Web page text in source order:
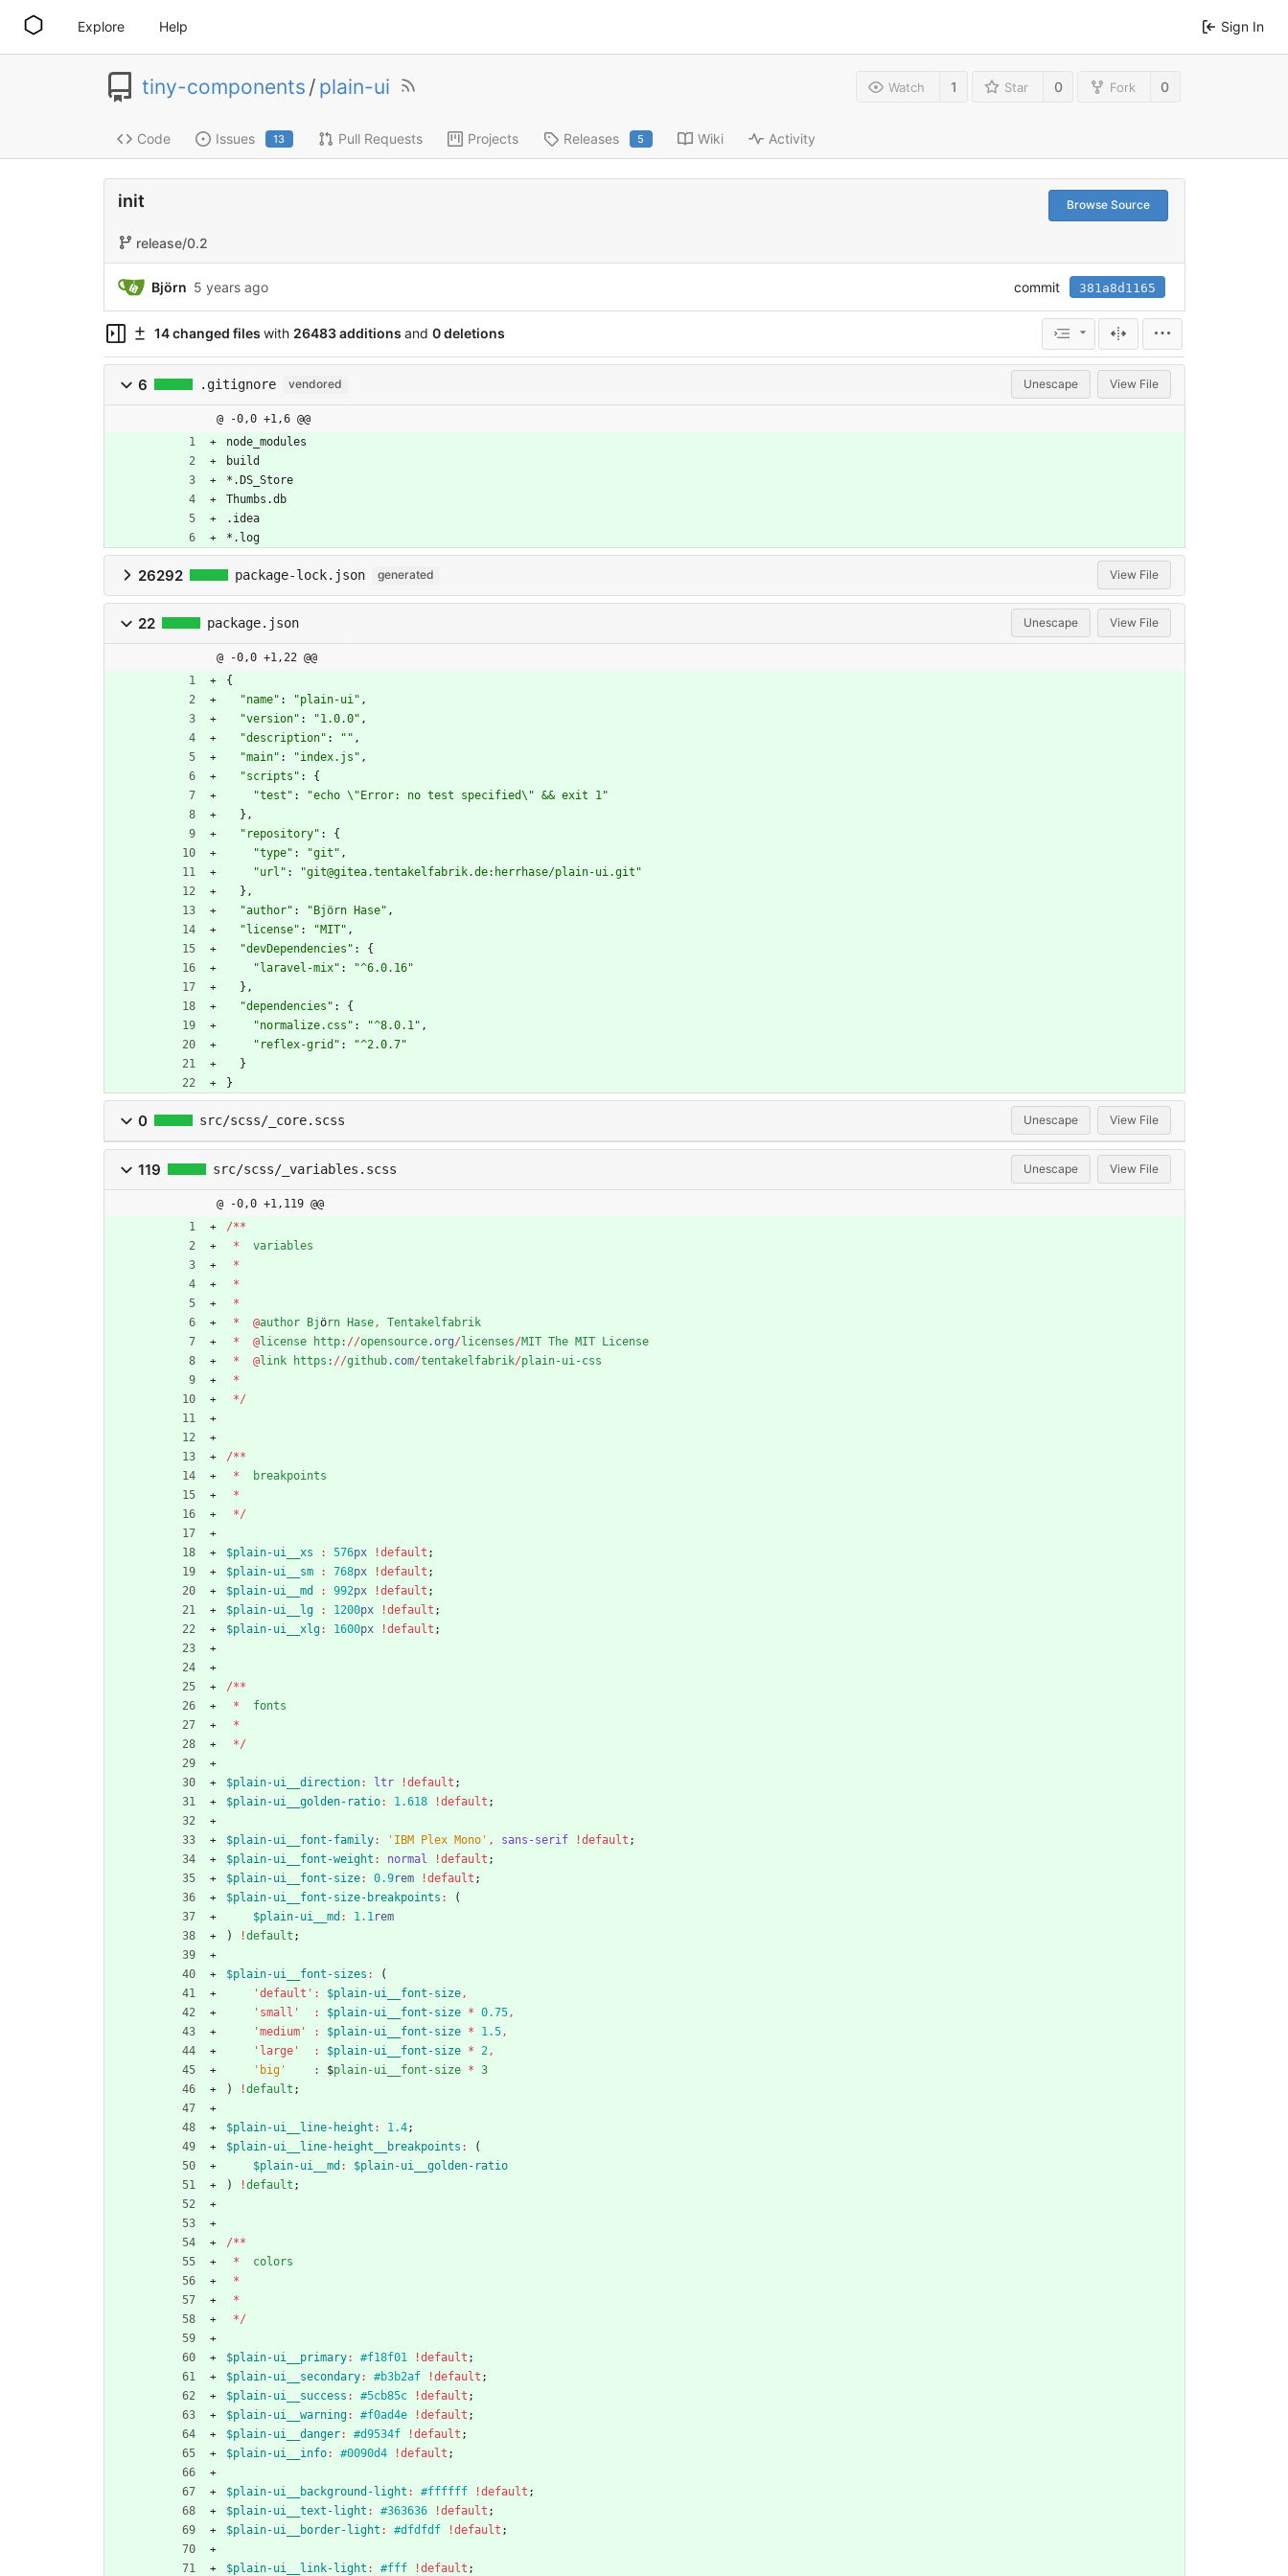
Explore Help Sign In
tiny-components / plain-ui Watch 1 Star 0 Fork 0
Code Issues 13 Pull Requests Projects Releases 5 Wiki Activity
init Browse Source
release/0.2
Björn 5 years ago commit 381a8d1165
14 changed files with 26483 additions and 0 deletions
6 .gitignore vendored Unescape View File
@ -0,0 +1,6 @@
node_modules
build
*.DS_Store
Thumbs.db
.idea
*.log
26292 package-lock.json generated View File
22 package.json Unescape View File
@ -0,0 +1,22 @@
{
"name" : "plain-ui" ,
"version" : "1.0.0" ,
"description" : "" ,
"main" : "index.js" ,
"scripts" :
{
"test" :
"echo \"Error: no test specified\" && exit 1"
} ,
"repository" :
{
"type" : "git" ,
"url" :
"git@gitea.tentakelfabrik.de:herrhase/plain-ui.git"
} ,
"author" : "Björn Hase" ,
"license" : "MIT" ,
"devDependencies" :
{
"laravel-mix" :
"^6.0.16"
} ,
"dependencies" :
{
"normalize.css" : "^8.0.1" ,
"reflex-grid" :
"^2.0.7"
}
}
0 src/scss/_core.scss Unescape View File
119 src/scss/_variables.scss Unescape View File
@ -0,0 +1,119 @@
/**
*
variables
*
*
*
*
@author Björn Hase,
Tentakelfabrik
*
@license http: //opensource.org/ licenses/MIT The MIT
License
*
@link https : //github. com/tentakelfabrik/plain-ui-css
*
*/
/**
*
breakpoints
*
*/
$plain-ui__xs : 576px !default ;
$plain-ui__sm : 768px !default ;
$plain-ui__md
: 992px !default ;
$plain-ui__lg : 1200px !default ;
$plain-ui__xlg: 1600px !default ;
/**
*
fonts
*
*/
$plain-ui__direction: ltr !default ;
$plain-ui__golden-ratio: 1.618 !default ;
$plain-ui__font-family: ' IBM Plex Mono' , sans-serif !default ;
$plain-ui__font-weight : normal !default ;
$plain-ui__font-size: 0.9rem !default ;
$plain-ui__font-size-breakpoints :
(
$plain-ui__md : 1.1rem
)
!default ;
$plain-ui__font-sizes :
(
'default' : $plain-ui__font-size,
'small'
  :
$plain-ui__font-size * 0.75,
'medium'
: $plain-ui__font-size * 1.5,
'large'
  :
$plain-ui__font-size * 2,
' big' : $plain-ui__font-size * 3
)
!default ;
$plain-ui__line-height : 1.4;
$plain-ui__line-height__breakpoints :
(
$plain-ui__md :
$plain-ui__golden-ratio
)
!default ;
/**
*
colors
*
*
*/
$plain-ui__primary: #f18f01 !default ;
$plain-ui__secondary: #b3b2af !default ;
$plain-ui__success : #5cb85c !default ;
$plain-ui__warning: #f0ad4e !default ;
$plain-ui__danger: #d9534f !default ;
$plain-ui__info: #0090d4 !default ;
$plain-ui__background-light : #ffffff !default ;
$plain-ui__text-light : #363636 !default ;
$plain-ui__border-light : #dfdfdf !default ;
$plain-ui__link-light : #fff !default ;